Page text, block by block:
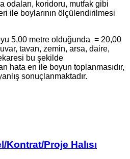
odaları, koridoru, mutfak gibi
ile boylarının ölçülendirilmesi
5,00 metre olduğunda = 20,00
tavan, zemin, arsa, daire,
bu şekilde
hata en ile boyun toplanmasıdır,
sonuçlanmaktadır.
Proje Halısı